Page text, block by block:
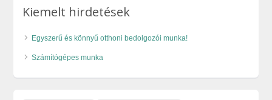
Kiemelt hirdetések
Egyszerű és könnyű otthoni bedolgozói munka!
Számítógépes munka